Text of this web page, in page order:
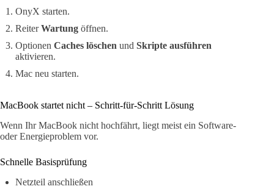
OnyX starten.
ReiterWartung öffnen.
Optionen Caches löschen und Skripte ausführen
aktivieren.
Mac neu starten.
MacBook startet nicht – Schritt-für-Schritt Lösung
Wenn Ihr MacBook nicht hochfährt, liegt meist ein Software-
oder Energieproblem vor.
Schnelle Basisprüfung
Netzteil anschließen